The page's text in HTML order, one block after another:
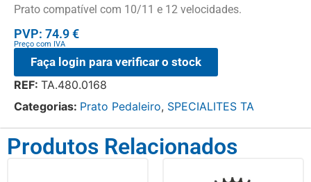
Prato compatível com 10/11 e 12 velocidades.
PVP: 74.9 €
Preço com IVA
Faça login para verificar o stock
REF: TA.480.0168
Categorias: Prato Pedaleiro, SPECIALITES TA
Produtos Relacionados